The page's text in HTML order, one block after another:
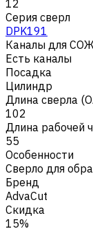
12
Серия сверл
DPK191
Каналы для
Есть каналы
Посадка
Цилиндр
Длина сверла
102
Длина рабочей
55
Особенности
Сверло для
Бренд
AdvaCut
Скидка
15%